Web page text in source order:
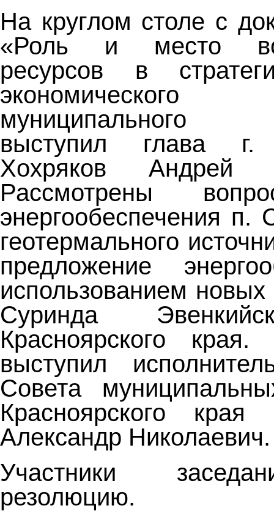
На круглом столе с
«Роль и место
ресурсов в
муниципального
выступил глава г.
Хохряков Андрей
Рассмотрены
энергообеспечения п.
геотермального
предложение
использованием новых
Суринда
Красноярского
выступил
Совета
Красноярского
Александр Николаевич.
Участники
резолюцию.